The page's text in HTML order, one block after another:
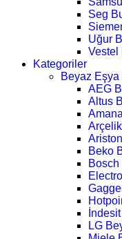
Seg
Uğur
Vestel
Kategoriler
Beyaz Eşya
AEG
Altus
Beko
LG